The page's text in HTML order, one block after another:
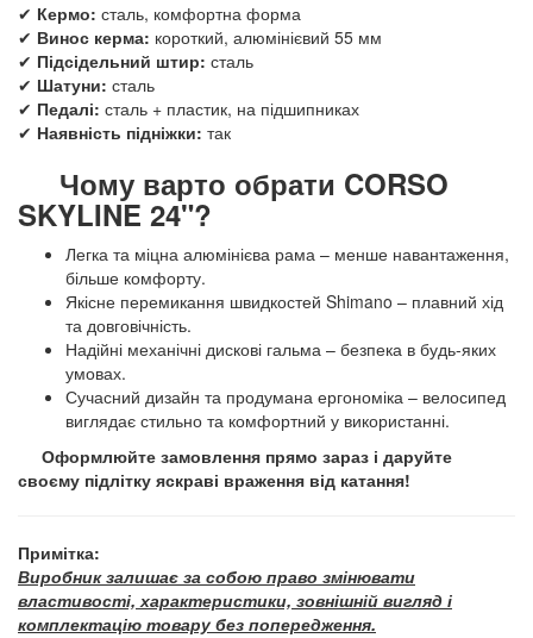
✔ Кермо: сталь, комфортна форма
✔ Винос керма: короткий, алюмінієвий 55 мм
✔ Підсідельний штир: сталь
✔ Шатуни: сталь
✔ Педалі: сталь + пластик, на підшипниках
✔ Наявність підніжки: так
Чому варто обрати CORSO
SKYLINE 24"?
Легка та міцна алюмінієва рама – менше навантаження,
більше комфорту.
Якісне перемикання швидкостей Shimano – плавний хід
та довговічність.
Надійні механічні дискові гальма – безпека в будь-яких
умовах.
Сучасний дизайн та продумана ергономіка – велосипед
виглядає стильно та комфортний у використанні.
Оформлюйте замовлення прямо зараз і даруйте
своєму підлітку яскраві враження від катання!
Примітка:
Виробник залишає за собою право змінювати
властивості, характеристики, зовнішній вигляд і
комплектацію товару без попередження.